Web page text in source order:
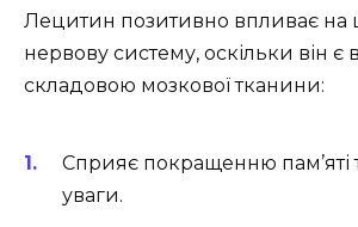
Лецитин позитивно впливає на
нервову систему, оскільки він
складовою мозкової тканини:
Сприяє покращенню пам’яті
уваги.